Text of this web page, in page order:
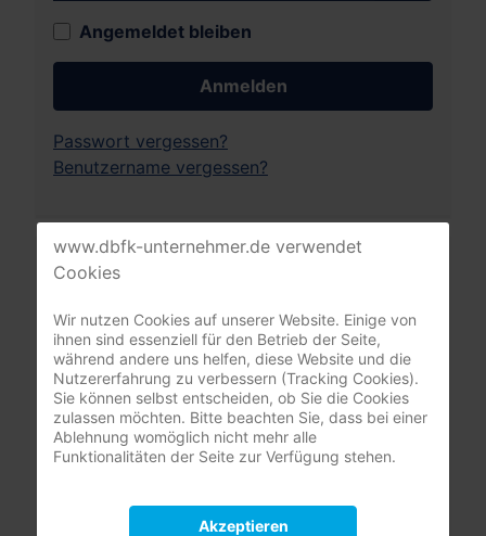
Angemeldet bleiben
Anmelden
Passwort vergessen?
Benutzername vergessen?
Leistungsrechner
Pflegeversicherung
www.dbfk-unternehmer.de verwendet
Cookies
Wir nutzen Cookies auf unserer Website. Einige von
ihnen sind essenziell für den Betrieb der Seite,
während andere uns helfen, diese Website und die
Nutzererfahrung zu verbessern (Tracking Cookies).
Sie können selbst entscheiden, ob Sie die Cookies
zulassen möchten. Bitte beachten Sie, dass bei einer
Ablehnung womöglich nicht mehr alle
Funktionalitäten der Seite zur Verfügung stehen.
Akzeptieren